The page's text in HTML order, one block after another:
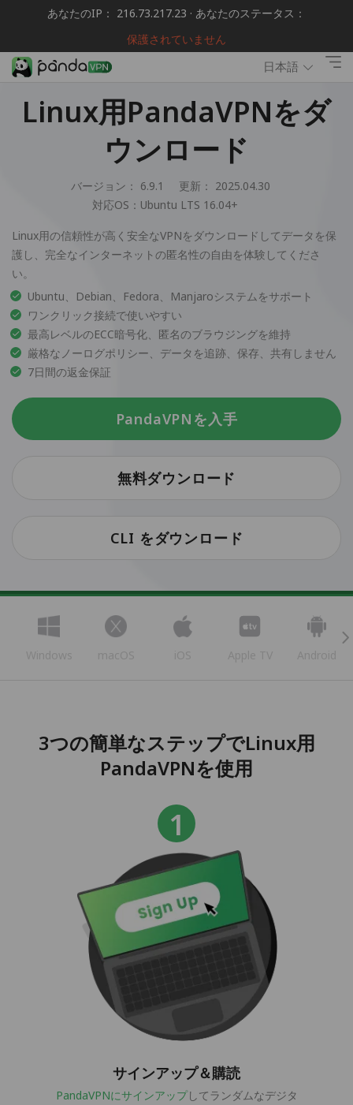
あなたのIP： 216.73.217.23 · あなたのステータス：
保護されていません
日本語
Linux用PandaVPNをダ
ウンロード
バージョン： 6.9.1
更新： 2025.04.30
対応OS： Ubuntu LTS 16.04+
Linux用の信頼性が高く安全なVPNをダウンロードしてデータを保
護し、完全なインターネットの匿名性の自由を体験してくださ
い。
Ubuntu、Debian、Fedora、Manjaroシステムをサポート
ワンクリック接続で使いやすい
最高レベルのECC暗号化、匿名のブラウジングを維持
厳格なノーログポリシー、データを追跡、保存、共有しません
7日間の返金保証
PandaVPNを入手
無料ダウンロード
CLI をダウンロード
Windows macOS iOS Apple TV Android
3つの簡単なステップでLinux用
PandaVPNを使用
サインアップ＆購読
PandaVPNにサインアップしてランダムなデジタ